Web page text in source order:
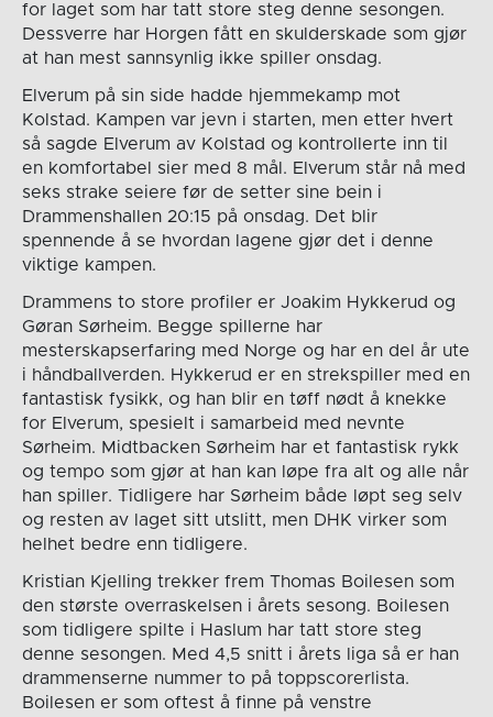
for laget som har tatt store steg denne sesongen.
Dessverre har Horgen fått en skulderskade som gjør
at han mest sannsynlig ikke spiller onsdag.
Elverum på sin side hadde hjemmekamp mot
Kolstad. Kampen var jevn i starten, men etter hvert
så sagde Elverum av Kolstad og kontrollerte inn til
en komfortabel sier med 8 mål. Elverum står nå med
seks strake seiere før de setter sine bein i
Drammenshallen 20:15 på onsdag. Det blir
spennende å se hvordan lagene gjør det i denne
viktige kampen.
Drammens to store profiler er Joakim Hykkerud og
Gøran Sørheim. Begge spillerne har
mesterskapserfaring med Norge og har en del år ute
i håndballverden. Hykkerud er en strekspiller med en
fantastisk fysikk, og han blir en tøff nødt å knekke
for Elverum, spesielt i samarbeid med nevnte
Sørheim. Midtbacken Sørheim har et fantastisk rykk
og tempo som gjør at han kan løpe fra alt og alle når
han spiller. Tidligere har Sørheim både løpt seg selv
og resten av laget sitt utslitt, men DHK virker som
helhet bedre enn tidligere.
Kristian Kjelling trekker frem Thomas Boilesen som
den største overraskelsen i årets sesong. Boilesen
som tidligere spilte i Haslum har tatt store steg
denne sesongen. Med 4,5 snitt i årets liga så er han
drammenserne nummer to på toppscorerlista.
Boilesen er som oftest å finne på venstre